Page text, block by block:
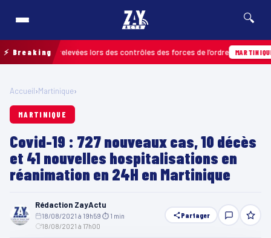
🔍
⚡ Breakingrelevées lors des contrôles des forces de l’ordre MARTINIQUE
Accueil›Martinique›
MARTINIQUE
Covid-19 : 727 nouveaux cas, 10 décès
et 41 nouvelles hospitalisations en
réanimation en 24H en Martinique
Rédaction ZayActu
18/08/2021 à 19h59 ⏱ 1 min
18/08/2021 à 17h00
Partager